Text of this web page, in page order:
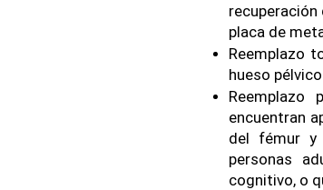
placa de
Reemplazo
hueso
encuentran
del fémur y
personas
cognitivo, o